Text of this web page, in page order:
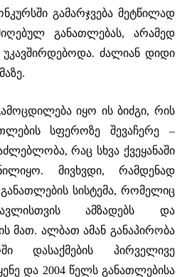
გამარჯვება მეტწილად
განათლებას, არამედ
ძალიან დიდი
იყო ის ბიძგი, რის
სფეროზე შევაჩერე –
რაც სხვა ქვეყანაში
მივხვდი, რამდენად
სისტემა, რომელიც
ამზადებს და
მათ. ალბათ ამან განაპირობა
დასაქმების პირველივე
და 2004 წელს განათლებისა